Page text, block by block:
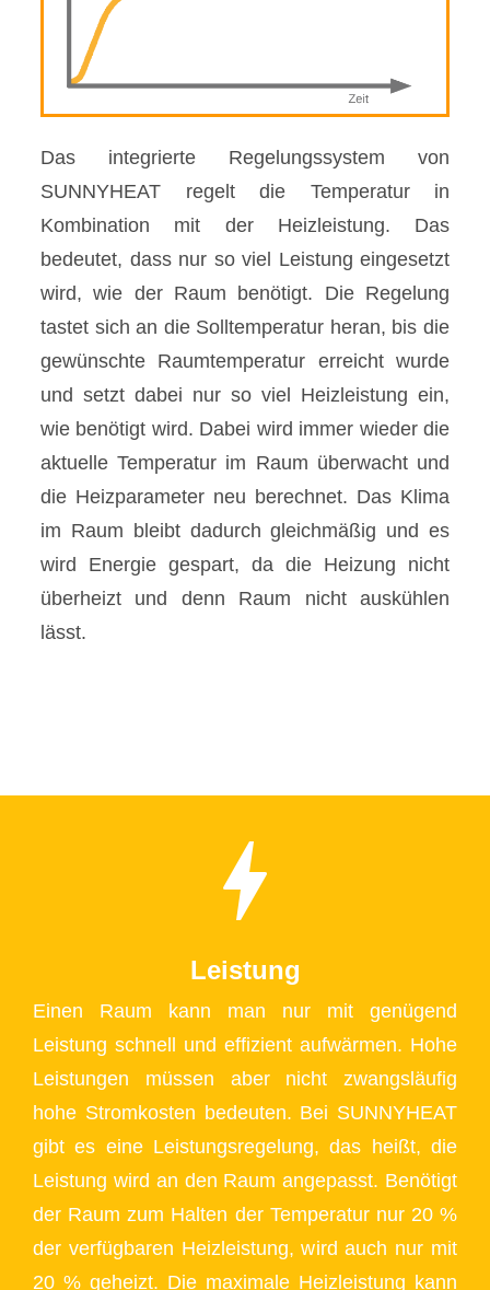
Das integrierte Regelungssystem von
SUNNYHEAT regelt die Temperatur in
Kombination mit der Heizleistung. Das
bedeutet, dass nur so viel Leistung eingesetzt
wird, wie der Raum benötigt. Die Regelung
tastet sich an die Solltemperatur heran, bis die
gewünschte Raumtemperatur erreicht wurde
und setzt dabei nur so viel Heizleistung ein,
wie benötigt wird. Dabei wird immer wieder die
aktuelle Temperatur im Raum überwacht und
die Heizparameter neu berechnet. Das Klima
im Raum bleibt dadurch gleichmäßig und es
wird Energie gespart, da die Heizung nicht
überheizt und denn Raum nicht auskühlen
lässt.
Leistung
Einen Raum kann man nur mit genügend
Leistung schnell und effizient aufwärmen. Hohe
Leistungen müssen aber nicht zwangsläufig
hohe Stromkosten bedeuten. Bei SUNNYHEAT
gibt es eine Leistungsregelung, das heißt, die
Leistung wird an den Raum angepasst. Benötigt
der Raum zum Halten der Temperatur nur 20 %
der verfügbaren Heizleistung, wird auch nur mit
20 % geheizt. Die maximale Heizleistung kann